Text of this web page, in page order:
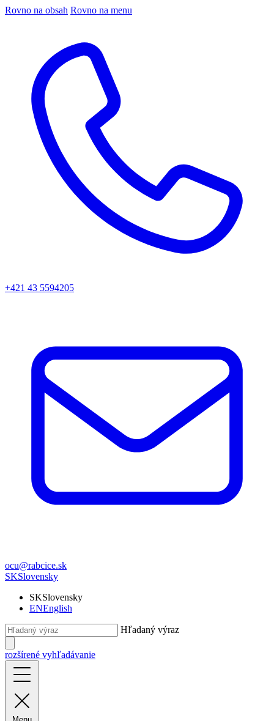
Rovno na obsah Rovno na menu
+421 43 5594205
ocu@rabcice.sk
SKSlovensky
SKSlovensky
ENEnglish
Hľadaný výraz
rozšírené vyhľadávanie